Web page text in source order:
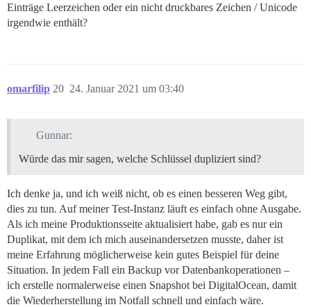
Einträge Leerzeichen oder ein nicht druckbares Zeichen / Unicode
irgendwie enthält?
omarfilip 24. Januar 2021 um 03:40
20
Gunnar:
Würde das mir sagen, welche Schlüssel dupliziert sind?
Ich denke ja, und ich weiß nicht, ob es einen besseren Weg gibt,
dies zu tun. Auf meiner Test-Instanz läuft es einfach ohne Ausgabe.
Als ich meine Produktionsseite aktualisiert habe, gab es nur ein
Duplikat, mit dem ich mich auseinandersetzen musste, daher ist
meine Erfahrung möglicherweise kein gutes Beispiel für deine
Situation. In jedem Fall ein Backup vor Datenbankoperationen –
ich erstelle normalerweise einen Snapshot bei DigitalOcean, damit
die Wiederherstellung im Notfall schnell und einfach wäre.